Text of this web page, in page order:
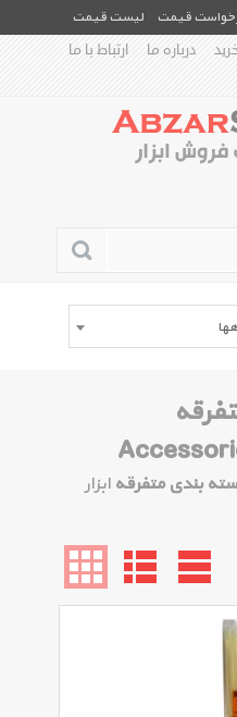
قیمت
لیست قیمت
درباره ما
ارتباط با ما
بندی متفرقه ابزار